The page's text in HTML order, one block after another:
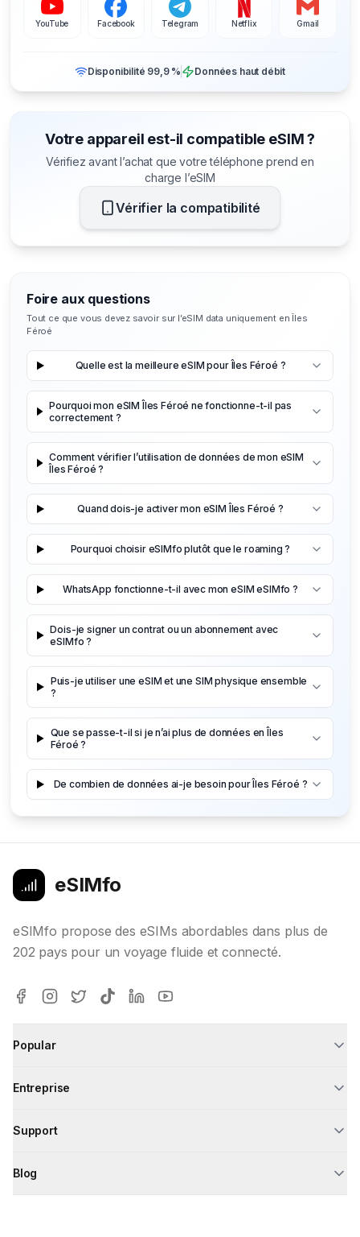
YouTube Facebook Telegram Netflix Gmail
Disponibilité 99,9 % Données haut débit
Votre appareil est-il compatible eSIM ?
Vérifiez avant l’achat que votre téléphone prend en
charge l’eSIM
Vérifier la compatibilité
Foire aux questions
Tout ce que vous devez savoir sur l’eSIM data uniquement en Îles
Féroé
Quelle est la meilleure eSIM pour Îles Féroé ?
Pourquoi mon eSIM Îles Féroé ne fonctionne-t-il pas
correctement ?
Comment vérifier l’utilisation de données de mon eSIM
Îles Féroé ?
Quand dois-je activer mon eSIM Îles Féroé ?
Pourquoi choisir eSIMfo plutôt que le roaming ?
WhatsApp fonctionne-t-il avec mon eSIM eSIMfo ?
Dois-je signer un contrat ou un abonnement avec
eSIMfo ?
Puis-je utiliser une eSIM et une SIM physique ensemble
?
Que se passe-t-il si je n’ai plus de données en Îles
Féroé ?
De combien de données ai-je besoin pour Îles Féroé ?
eSIMfo
eSIMfo propose des eSIMs abordables dans plus de
202 pays pour un voyage fluide et connecté.
Popular
Entreprise
Support
Blog